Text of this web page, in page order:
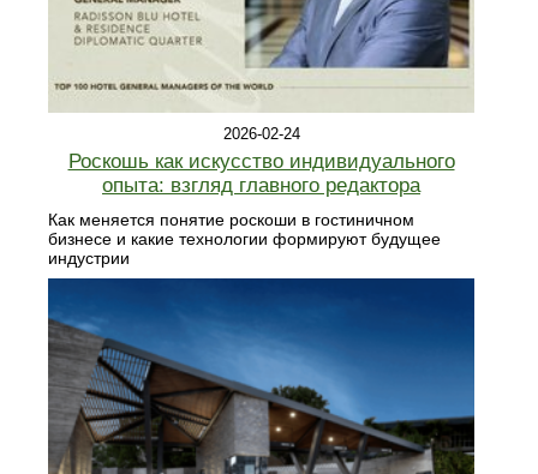
2026-02-24
Роскошь как искусство индивидуального
опыта: взгляд главного редактора
Как меняется понятие роскоши в гостиничном
бизнесе и какие технологии формируют будущее
индустрии